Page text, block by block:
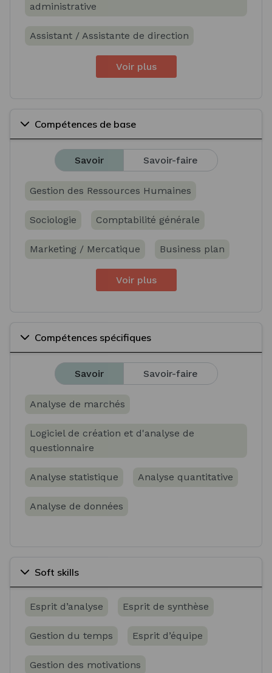
administrative
Assistant / Assistante de direction
Voir plus
Compétences de base
Savoir Savoir-faire
Gestion des Ressources Humaines
Sociologie Comptabilité générale
Marketing / Mercatique Business plan
Voir plus
Compétences spécifiques
Savoir Savoir-faire
Analyse de marchés
Logiciel de création et d'analyse de
questionnaire
Analyse statistique Analyse quantitative
Analyse de données
Soft skills
Esprit d’analyse Esprit de synthèse
Gestion du temps Esprit d’équipe
Gestion des motivations